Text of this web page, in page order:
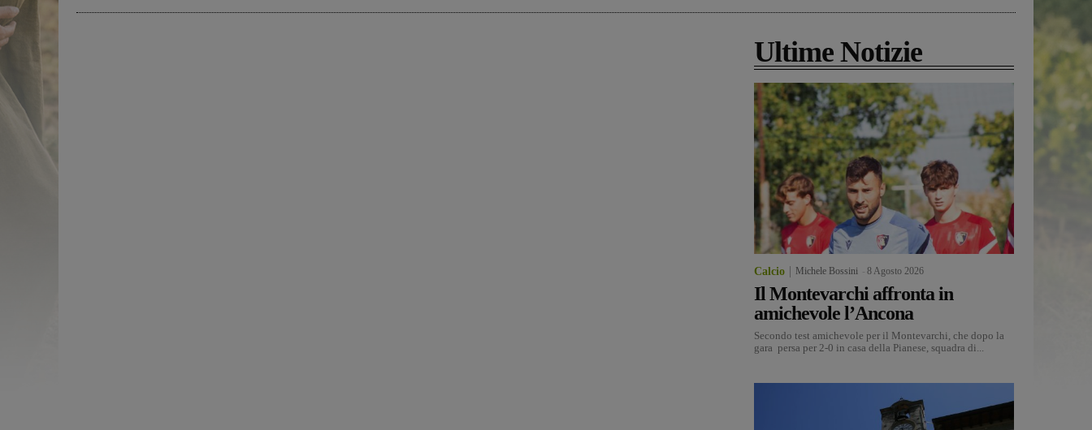
Ultime Notizie
Calcio Michele Bossini 8 Agosto 2026
Il Montevarchi affronta in
amichevole l’Ancona
Secondo test amichevole per il Montevarchi, che dopo la
gara persa per 2-0 in casa della Pianese, squadra di...